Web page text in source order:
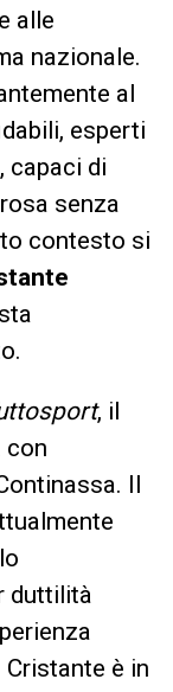
alle
nazionale.
al
esperti
capaci di
senza
contesto si
, il
con
Il
duttilità
Cristante è in